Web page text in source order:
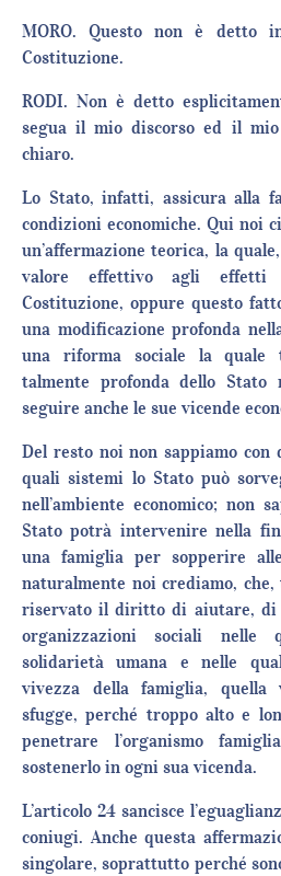
MORO. Questo non è detto
Costituzione.
RODI. Non è detto
segua il mio discorso ed il
chiaro.
Lo Stato, infatti, assicura alla
condizioni economiche. Qui noi
un’affermazione teorica, la
valore effettivo agli effetti
Costituzione, oppure questo
una modificazione profonda
una riforma sociale la quale
talmente profonda dello
seguire anche le sue vicende
Del resto noi non sappiamo
quali sistemi lo Stato può
nell’ambiente economico; non
Stato potrà intervenire nella
una famiglia per sopperire
naturalmente noi crediamo,
riservato il diritto di aiutare, di
organizzazioni sociali
solidarietà umana e nelle
vivezza della famiglia, quella
sfugge, perché troppo alto e
penetrare l’organismo
sostenerlo in ogni sua vicenda.
L’articolo 24 sancisce
coniugi. Anche questa
singolare, soprattutto perché